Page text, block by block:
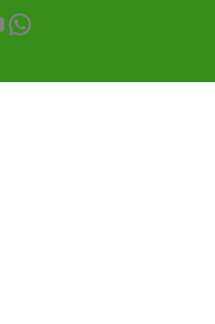
WhatsApp